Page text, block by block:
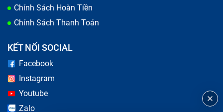
Chính Sách Hoàn Tiền
Chính Sách Thanh Toán
KẾT NỐI SOCIAL
Facebook
Instagram
Youtube
Zalo